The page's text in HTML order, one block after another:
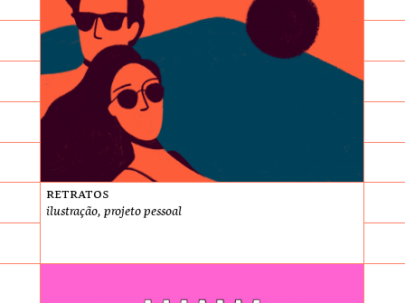
Retratos
ilustração, projeto pessoal